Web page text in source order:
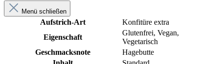
Menü schließen
Aufstrich-Art
Konfitüre extra
Eigenschaft
Glutenfrei, Vegan,
Vegetarisch
Geschmacksnote
Hagebutte